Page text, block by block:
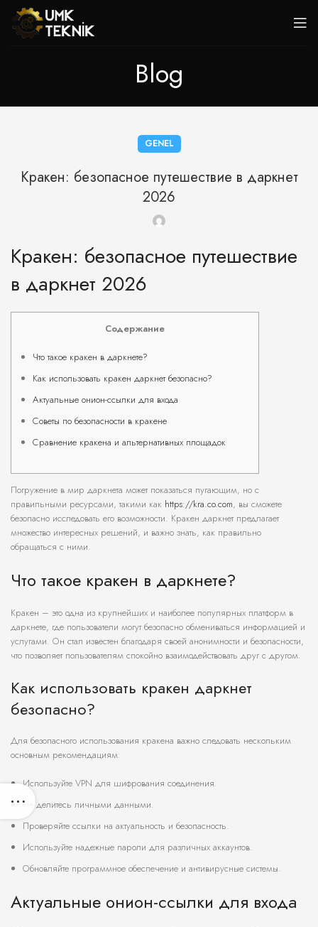
Blog
GENEL
Кракен: безопасное путешествие в даркнет
2026
Кракен: безопасное путешествие
в даркнет 2026
Содержание
Что такое кракен в даркнете?
Как использовать кракен даркнет безопасно?
Актуальные онион-ссылки для входа
Советы по безопасности в кракене
Сравнение кракена и альтернативных площадок
Погружение в мир даркнета может показаться пугающим, но с
правильными ресурсами, такими как https://kra.co.com, вы сможете
безопасно исследовать его возможности. Кракен даркнет предлагает
множество интересных решений, и важно знать, как правильно
обращаться с ними.
Что такое кракен в даркнете?
Кракен – это одна из крупнейших и наиболее популярных платформ в
даркнете, где пользователи могут безопасно обмениваться информацией и
услугами. Он стал известен благодаря своей анонимности и безопасности,
что позволяет пользователям спокойно взаимодействовать друг с другом.
Как использовать кракен даркнет
безопасно?
Для безопасного использования кракена важно следовать нескольким
основным рекомендациям:
Используйте VPN для шифрования соединения.
Не делитесь личными данными.
Проверяйте ссылки на актуальность и безопасность.
Используйте надежные пароли для различных аккаунтов.
Обновляйте программное обеспечение и антивирусные системы.
Актуальные онион-ссылки для входа